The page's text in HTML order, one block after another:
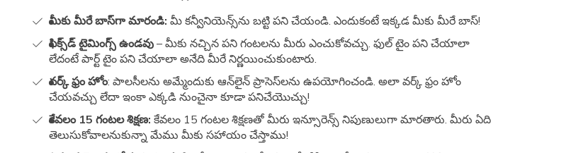
మీకు మీరే బాస్‌గా మారండి: మీ కన్వీనియెన్స్‌ను బట్టి పని చేయండి. ఎందుకంటే ఇక్కడ మీకు మీరే బాస్!
ఫిక్స్‌డ్‌ టైమింగ్స్‌ ఉండవు – మీకు నచ్చిన పని గంటలను మీరు ఎంచుకోవచ్చు. ఫుల్ టైం పని చేయాలా
లేదంటే పార్ట్ టైం పని చేయాలా అనేది మీరే నిర్ణయించుకుంటారు.
వర్క్ ఫ్రం హోం: పాలసీలను అమ్మేందుకు ఆన్‌లైన్‌ ప్రాసెస్‌లను ఉపయోగించండి. అలా వర్క్‌ ఫ్రం హోం
చేయవచ్చు లేదా ఇంకా ఎక్కడి నుంచైనా కూడా పనిచేయొచ్చు!
కేవలం 15 గంటల శిక్షణ:కేవలం 15 గంటల శిక్షణతో మీరు ఇన్సూరెన్స్ నిపుణులుగా మారతారు. మీరు ఏది
తెలుసుకోవాలనుకున్నా మేము మీకు సహాయం చేస్తాము!